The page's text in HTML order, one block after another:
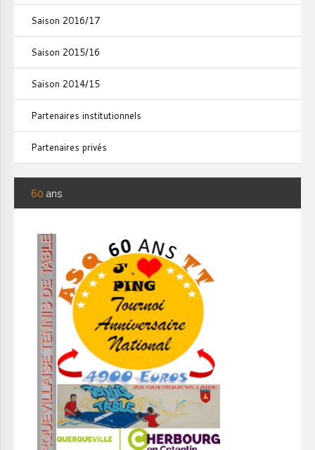
Saison 2016/17
Saison 2015/16
Saison 2014/15
Partenaires institutionnels
Partenaires privés
60 ans